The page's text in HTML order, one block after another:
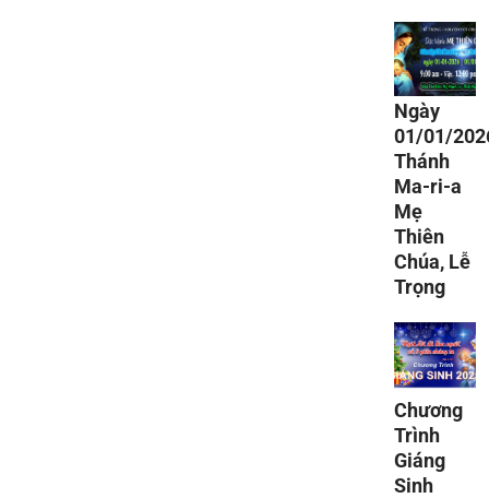
Ngày
01/01/
Thánh
Ma-ri-a
Mẹ
Thiên
Chúa, Lễ
Trọng
Chương
Trình
Giáng
Sinh